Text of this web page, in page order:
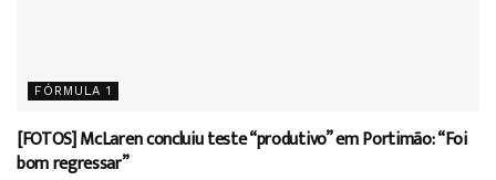
FÓRMULA 1
[FOTOS] McLaren concluiu teste “produtivo” em Portimão: “Foi
bom regressar”